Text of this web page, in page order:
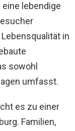
lebendige
in
sowohl
umfasst.
es zu einer
Familien,